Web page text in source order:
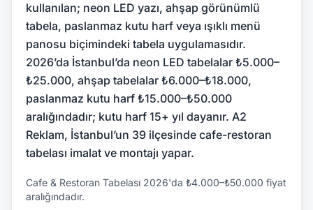
kullanılan; neon LED yazı, ahşap görünümlü
tabela, paslanmaz kutu harf veya ışıklı menü
panosu biçimindeki tabela uygulamasıdır.
2026’da İstanbul’da neon LED tabelalar ₺5.000–
₺25.000, ahşap tabelalar ₺6.000–₺18.000,
paslanmaz kutu harf ₺15.000–₺50.000
aralığındadır; kutu harf 15+ yıl dayanır. A2
Reklam, İstanbul’un 39 ilçesinde cafe-restoran
tabelası imalat ve montajı yapar.
Cafe & Restoran Tabelası 2026'da ₺4.000–₺50.000 fiyat
aralığındadır.